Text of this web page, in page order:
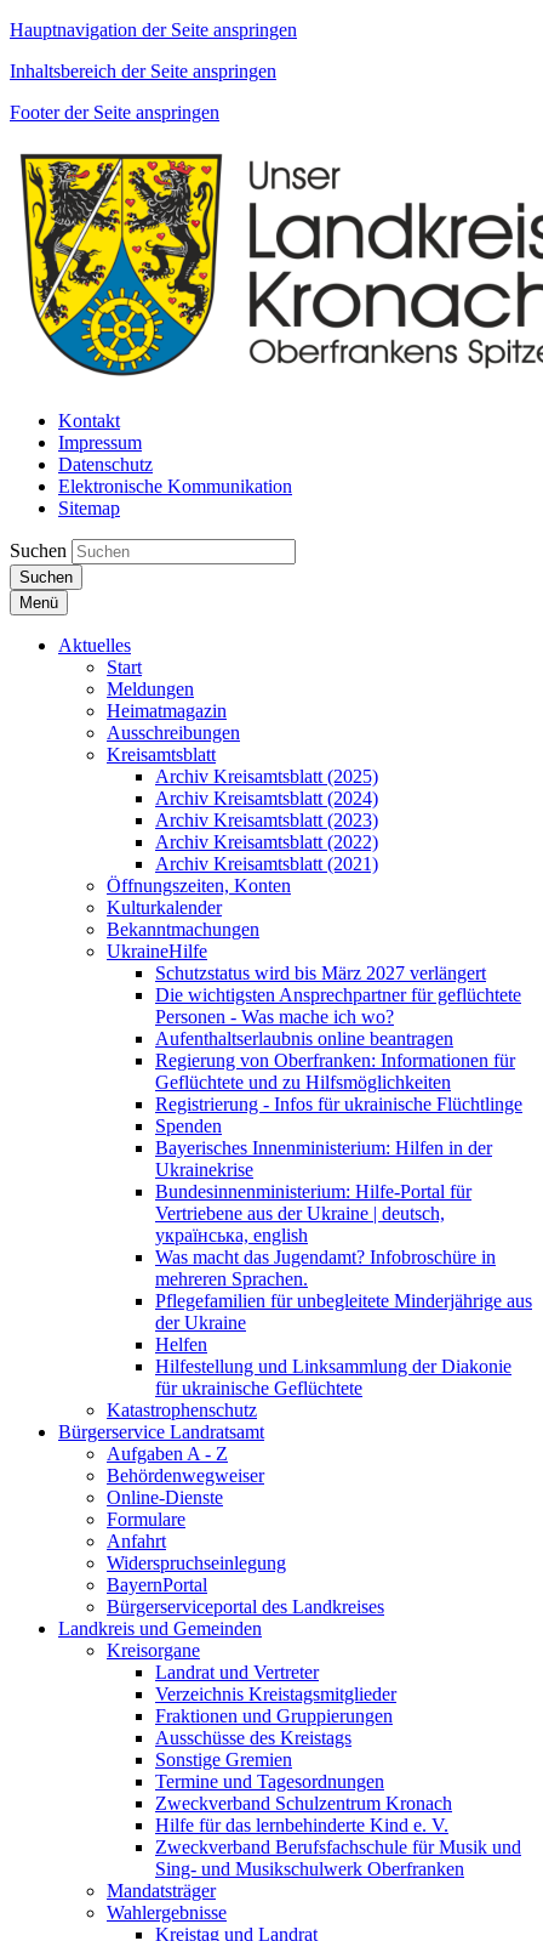
Hauptnavigation der Seite anspringen
Inhaltsbereich der Seite anspringen
Footer der Seite anspringen
Kontakt
Impressum
Datenschutz
Elektronische Kommunikation
Sitemap
Suchen
Suchen
Menü
Aktuelles
Start
Meldungen
Heimatmagazin
Ausschreibungen
Kreisamtsblatt
Archiv Kreisamtsblatt (2025)
Archiv Kreisamtsblatt (2024)
Archiv Kreisamtsblatt (2023)
Archiv Kreisamtsblatt (2022)
Archiv Kreisamtsblatt (2021)
Öffnungszeiten, Konten
Kulturkalender
Bekanntmachungen
UkraineHilfe
Schutzstatus wird bis März 2027 verlängert
Die wichtigsten Ansprechpartner für geflüchtete
Personen - Was mache ich wo?
Aufenthaltserlaubnis online beantragen
Regierung von Oberfranken: Informationen für
Geflüchtete und zu Hilfsmöglichkeiten
Registrierung - Infos für ukrainische Flüchtlinge
Spenden
Bayerisches Innenministerium: Hilfen in der
Ukrainekrise
Bundesinnenministerium: Hilfe-Portal für
Vertriebene aus der Ukraine | deutsch,
українська, english
Was macht das Jugendamt? Infobroschüre in
mehreren Sprachen.
Pflegefamilien für unbegleitete Minderjährige aus
der Ukraine
Helfen
Hilfestellung und Linksammlung der Diakonie
für ukrainische Geflüchtete
Katastrophenschutz
Bürgerservice Landratsamt
Aufgaben A - Z
Behördenwegweiser
Online-Dienste
Formulare
Anfahrt
Widerspruchseinlegung
BayernPortal
Bürgerserviceportal des Landkreises
Landkreis und Gemeinden
Kreisorgane
Landrat und Vertreter
Verzeichnis Kreistagsmitglieder
Fraktionen und Gruppierungen
Ausschüsse des Kreistags
Sonstige Gremien
Termine und Tagesordnungen
Zweckverband Schulzentrum Kronach
Hilfe für das lernbehinderte Kind e. V.
Zweckverband Berufsfachschule für Musik und
Sing- und Musikschulwerk Oberfranken
Mandatsträger
Wahlergebnisse
Kreistag und Landrat